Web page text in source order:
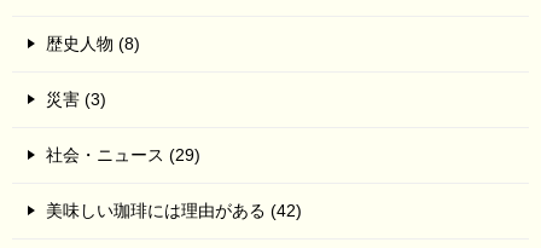
歴史人物 (8)
災害 (3)
社会・ニュース (29)
美味しい珈琲には理由がある (42)